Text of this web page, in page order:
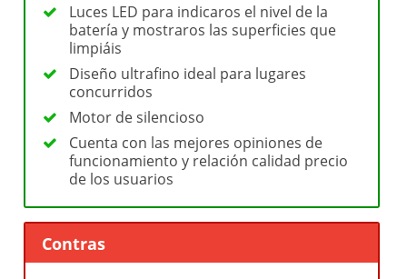
Luces LED para indicaros el nivel de la
batería y mostraros las superficies que
limpiáis
Diseño ultrafino ideal para lugares
concurridos
Motor de silencioso
Cuenta con las mejores opiniones de
funcionamiento y relación calidad precio
de los usuarios
Contras